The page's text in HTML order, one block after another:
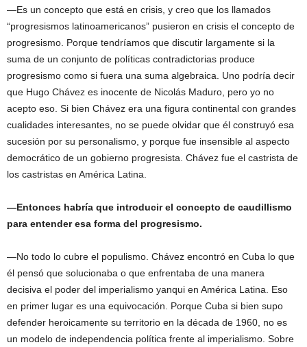
—Es un concepto que está en crisis, y creo que los llamados
“progresismos latinoamericanos” pusieron en crisis el concepto de
progresismo. Porque tendríamos que discutir largamente si la
suma de un conjunto de políticas contradictorias produce
progresismo como si fuera una suma algebraica. Uno podría decir
que Hugo Chávez es inocente de Nicolás Maduro, pero yo no
acepto eso. Si bien Chávez era una figura continental con grandes
cualidades interesantes, no se puede olvidar que él construyó esa
sucesión por su personalismo, y porque fue insensible al aspecto
democrático de un gobierno progresista. Chávez fue el castrista de
los castristas en América Latina.
—Entonces habría que introducir el concepto de caudillismo
para entender esa forma del progresismo.
—No todo lo cubre el populismo. Chávez encontró en Cuba lo que
él pensó que solucionaba o que enfrentaba de una manera
decisiva el poder del imperialismo yanqui en América Latina. Eso
en primer lugar es una equivocación. Porque Cuba si bien supo
defender heroicamente su territorio en la década de 1960, no es
un modelo de independencia política frente al imperialismo. Sobre